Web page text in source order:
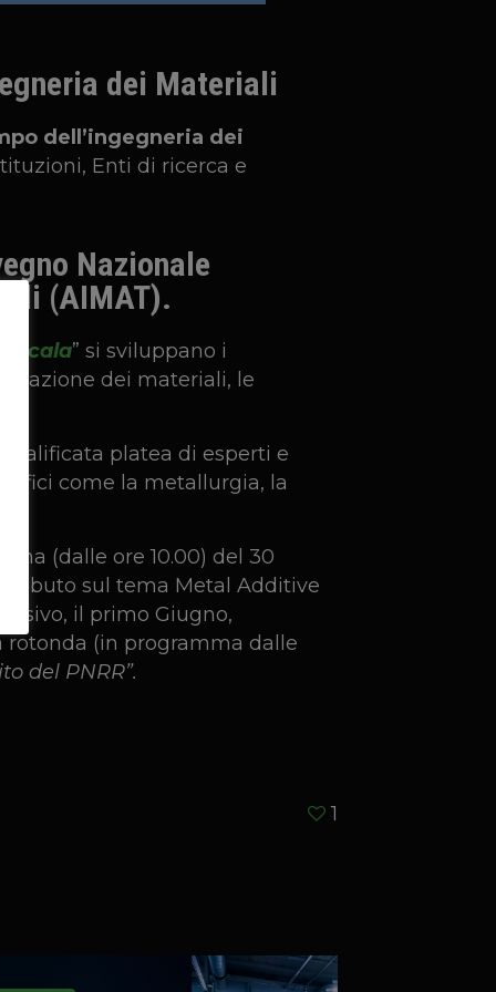
dei Materiali
dell’ingegneria dei
Enti di ricerca e
Nazionale
(AIMAT).
” si sviluppano i
dei materiali, le
platea di esperti e
come la metallurgia, la
(dalle ore 10.00) del 30
sul tema Metal Additive
il primo Giugno,
rotonda (in programma dalle
del PNRR”.
1